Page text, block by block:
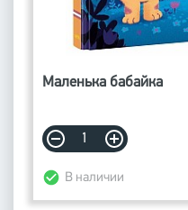
Маленька бабайка
В наличии